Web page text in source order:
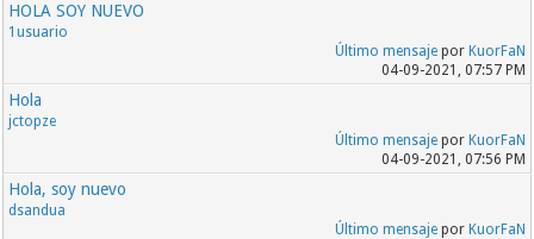
HOLA SOY NUEVO
1usuario
Último mensajepor KuorFaN
04-09-2021, 07:57 PM
Hola
jctopze
Último mensajepor KuorFaN
04-09-2021, 07:56 PM
Hola, soy nuevo
dsandua
Último mensajepor KuorFaN